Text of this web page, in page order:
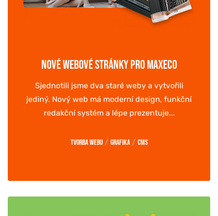
NOVÉ WEBOVÉ STRÁNKY PRO MAXECO
Sjednotili jsme dva staré weby a vytvořili
jediný. Nový web má moderní design, funkční
redakční systém a lépe prezentuje...
Tvorba webu / Grafika / CMS